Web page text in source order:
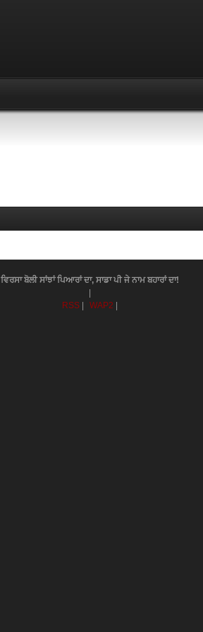
ਵਿਰਸਾ ਬੋਲੀ ਸਾਂਝਾਂ ਪਿਆਰਾਂ ਦਾ, ਸਾਡਾ ਪੀ ਜੇ ਨਾਮ ਬਹਾਰਾਂ ਦਾ!
RSS
WAP2